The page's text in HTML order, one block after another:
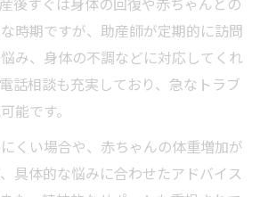
時期ですが、助産師が定期的に訪問
み、身体の不調などに対応してくれ
話相談も充実しており、急なトラブ
能です。
くい場合や、赤ちゃんの体重増加が
具体的な悩みに合わせたアドバイス